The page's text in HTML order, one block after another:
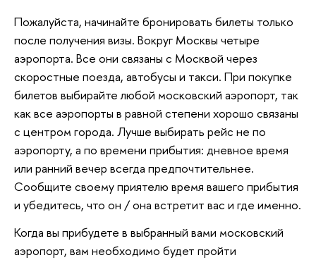
Пожалуйста, начинайте бронировать билеты только
после получения визы. Вокруг Москвы четыре
аэропорта. Все они связаны с Москвой через
скоростные поезда, автобусы и такси. При покупке
билетов выбирайте любой московский аэропорт, так
как все аэропорты в равной степени хорошо связаны
с центром города. Лучше выбирать рейс не по
аэропорту, а по времени прибытия: дневное время
или ранний вечер всегда предпочтительнее.
Сообщите своему приятелю время вашего прибытия
и убедитесь, что он / она встретит вас и где именно.
Когда вы прибудете в выбранный вами московский
аэропорт, вам необходимо будет пройти